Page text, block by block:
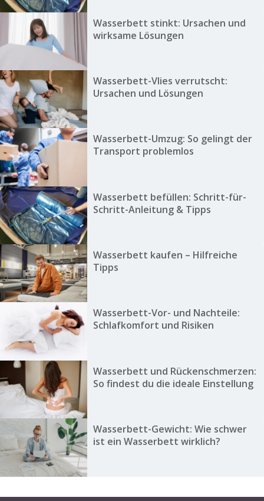
Wasserbett stinkt: Ursachen und
wirksame Lösungen
Wasserbett-Vlies verrutscht:
Ursachen und Lösungen
Wasserbett-Umzug: So gelingt der
Transport problemlos
Wasserbett befüllen: Schritt-für-
Schritt-Anleitung & Tipps
Wasserbett kaufen – Hilfreiche
Tipps
Wasserbett-Vor- und Nachteile:
Schlafkomfort und Risiken
Wasserbett und Rückenschmerzen:
So findest du die ideale Einstellung
Wasserbett-Gewicht: Wie schwer
ist ein Wasserbett wirklich?